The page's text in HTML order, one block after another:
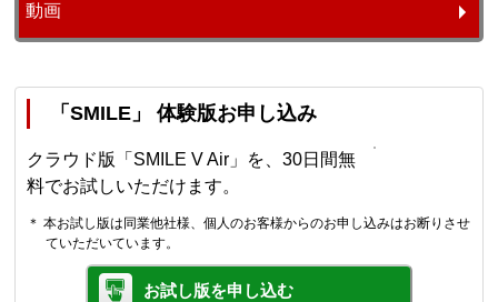
動画
「SMILE」 体験版お申し込み
クラウド版「SMILE V Air」を、30日間無
料でお試しいただけます。
＊ 本お試し版は同業他社様、個人のお客様からのお申し込みはお断りさせ
ていただいています。
お試し版を申し込む